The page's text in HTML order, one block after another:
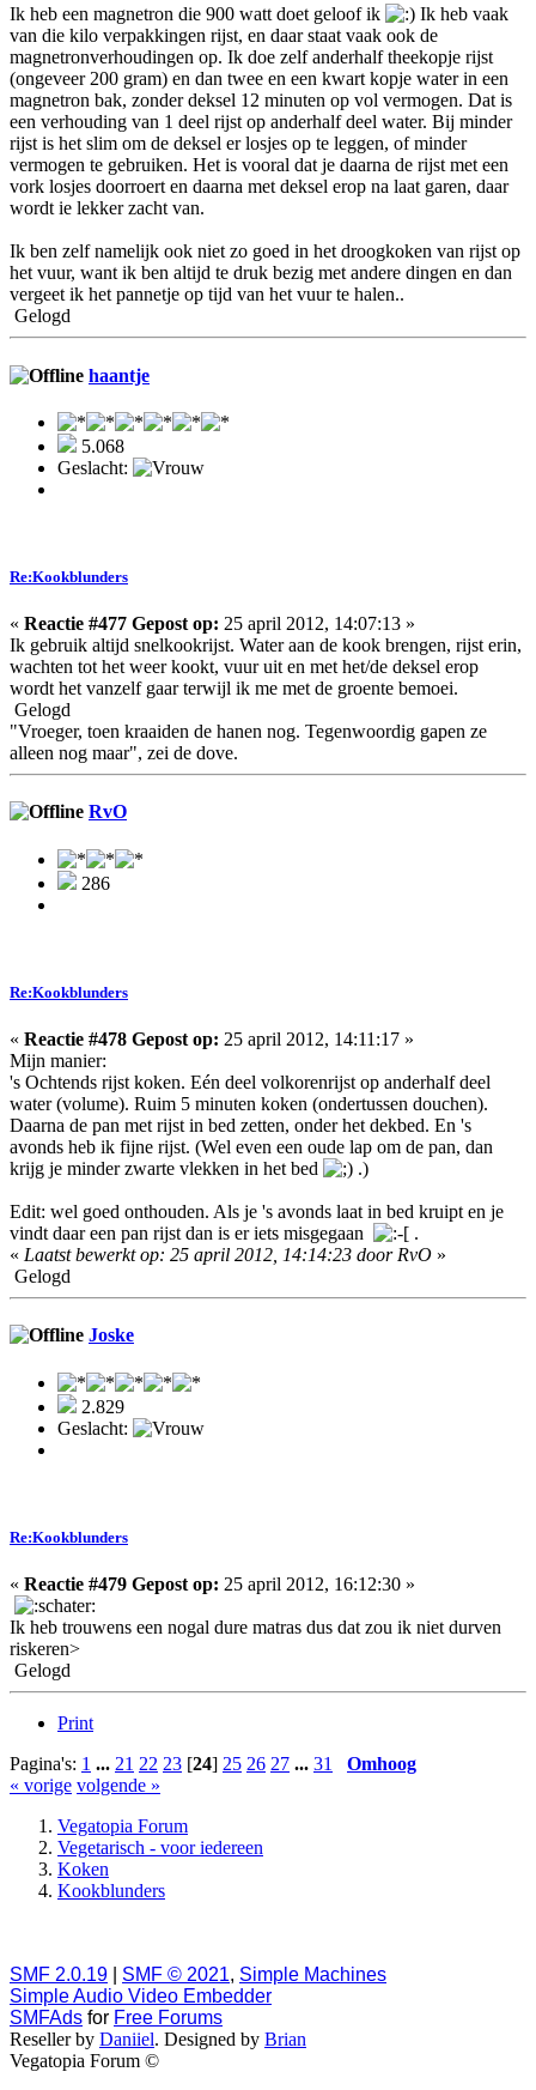
Ik heb een magnetron die 900 watt doet geloof ik
Ik heb vaak
van die kilo verpakkingen rijst, en daar staat vaak ook de
magnetronverhoudingen op. Ik doe zelf anderhalf theekopje rijst
(ongeveer 200 gram) en dan twee en een kwart kopje water in een
magnetron bak, zonder deksel 12 minuten op vol vermogen. Dat is
een verhouding van 1 deel rijst op anderhalf deel water. Bij minder
rijst is het slim om de deksel er losjes op te leggen, of minder
vermogen te gebruiken. Het is vooral dat je daarna de rijst met een
vork losjes doorroert en daarna met deksel erop na laat garen, daar
wordt ie lekker zacht van.
Ik ben zelf namelijk ook niet zo goed in het droogkoken van rijst op
het vuur, want ik ben altijd te druk bezig met andere dingen en dan
vergeet ik het pannetje op tijd van het vuur te halen..
Gelogd
haantje
5.068
Geslacht:
Re:Kookblunders
« Reactie #477 Gepost op: 25 april 2012, 14:07:13 »
Ik gebruik altijd snelkookrijst. Water aan de kook brengen, rijst erin,
wachten tot het weer kookt, vuur uit en met het/de deksel erop
wordt het vanzelf gaar terwijl ik me met de groente bemoei.
Gelogd
"Vroeger, toen kraaiden de hanen nog. Tegenwoordig gapen ze
alleen nog maar", zei de dove.
RvO
286
Re:Kookblunders
« Reactie #478 Gepost op: 25 april 2012, 14:11:17 »
Mijn manier:
's Ochtends rijst koken. Eén deel volkorenrijst op anderhalf deel
water (volume). Ruim 5 minuten koken (ondertussen douchen).
Daarna de pan met rijst in bed zetten, onder het dekbed. En 's
avonds heb ik fijne rijst. (Wel even een oude lap om de pan, dan
krijg je minder zwarte vlekken in het bed
.)
Edit: wel goed onthouden. Als je 's avonds laat in bed kruipt en je
vindt daar een pan rijst dan is er iets misgegaan
.
« Laatst bewerkt op: 25 april 2012, 14:14:23 door RvO »
Gelogd
Joske
2.829
Geslacht:
Re:Kookblunders
« Reactie #479 Gepost op: 25 april 2012, 16:12:30 »
Ik heb trouwens een nogal dure matras dus dat zou ik niet durven
riskeren>
Gelogd
Print
Pagina's: 1 ... 21 22 23 [24] 25 26 27 ... 31
Omhoog
« vorige volgende »
Vegatopia Forum
Vegetarisch - voor iedereen
Koken
Kookblunders
SMF 2.0.19 SMF © 2021, Simple Machines
Simple Audio Video Embedder
SMFAds for Free Forums
Reseller by Daniiel. Designed by Brian
Vegatopia Forum ©